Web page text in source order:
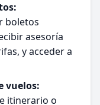
boletos
asesoría
y acceder a
vuelos:
itinerario o